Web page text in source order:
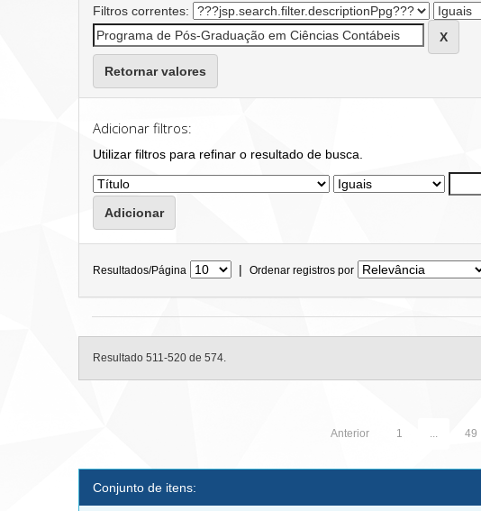
Filtros correntes:
Retornar valores
Adicionar filtros:
Utilizar filtros para refinar o resultado de busca.
Resultados/Página | Ordenar registros por
Resultado 511-520 de 574.
Anterior 1 ... 49
Conjunto de itens: